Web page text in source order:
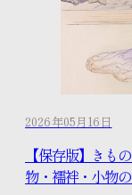
2026年05月16日
【保存版】きも
物・襦袢・小物